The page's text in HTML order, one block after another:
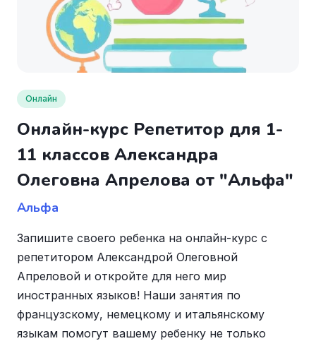
Онлайн
Онлайн-курс Репетитор для 1-
11 классов Александра
Олеговна Апрелова от "Альфа"
Альфа
Запишите своего ребенка на онлайн-курс с
репетитором Александрой Олеговной
Апреловой и откройте для него мир
иностранных языков! Наши занятия по
французскому, немецкому и итальянскому
языкам помогут вашему ребенку не только